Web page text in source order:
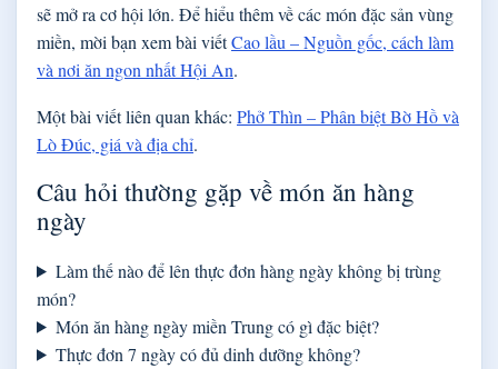
sẽ mở ra cơ hội lớn. Để hiểu thêm về các món đặc sản vùng
miền, mời bạn xem bài viếtCao lầu – Nguồn gốc, cách làm
và nơi ăn ngon nhất Hội An.
Một bài viết liên quan khác: Phở Thìn – Phân biệt Bờ Hồ và
Lò Đúc, giá và địa chỉ.
Câu hỏi thường gặp về món ăn hàng
ngày
Làm thế nào để lên thực đơn hàng ngày không bị trùng
món?
Món ăn hàng ngày miền Trung có gì đặc biệt?
Thực đơn 7 ngày có đủ dinh dưỡng không?